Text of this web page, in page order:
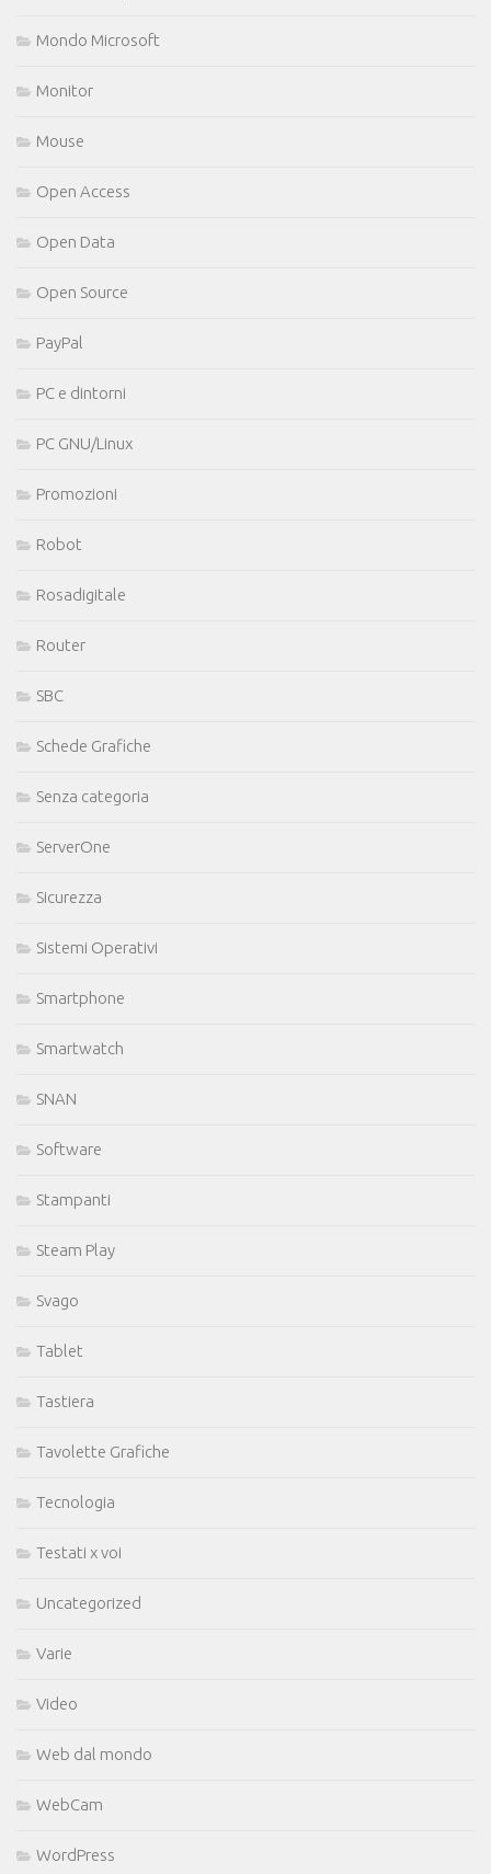
Mondo Microsoft
Monitor
Mouse
Open Access
Open Data
Open Source
PayPal
PC e dintorni
PC GNU/Linux
Promozioni
Robot
Rosadigitale
Router
SBC
Schede Grafiche
Senza categoria
ServerOne
Sicurezza
Sistemi Operativi
Smartphone
Smartwatch
SNAN
Software
Stampanti
Steam Play
Svago
Tablet
Tastiera
Tavolette Grafiche
Tecnologia
Testati x voi
Uncategorized
Varie
Video
Web dal mondo
WebCam
WordPress